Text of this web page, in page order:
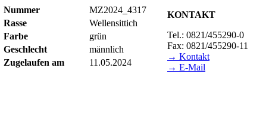
Bild
Nummer
MZ2024_4317
Rasse
Wellensittich
Farbe
grün
Geschlecht
männlich
Zugelaufen am
11.05.2024
KONTAKT
Tel.: 0821/455290-0
Fax: 0821/455290-11
→ Kontakt
→ E-Mail